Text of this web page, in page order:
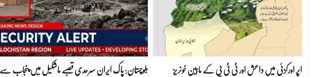
اپر اورکزئی میں داعش اور ٹی ٹی پی کے مابین خونریز بلوچستان: پاک ایران سرحدی قصبے ماشکیل میں پنجاب سے